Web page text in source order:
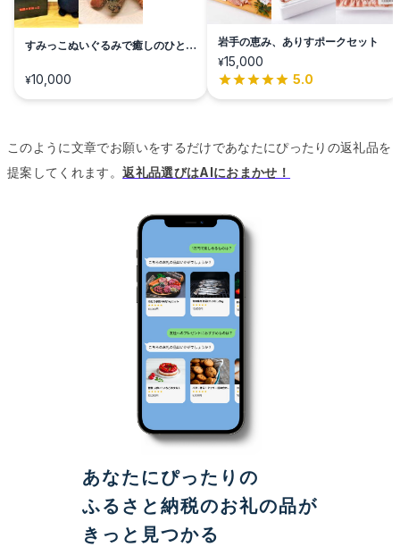
すみっこぬいぐるみで癒しのひとと
¥10,000
岩手の恵み、ありすポークセット
¥15,000
5.0
このように文章でお願いをするだけであなたにぴったりの返礼品を
提案してくれます。返礼品選びはAIにおまかせ！
あなたにぴったりの
ふるさと納税のお礼の品が
きっと見つかる